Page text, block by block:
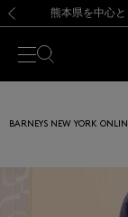
熊本県を中心
【開催
BARNEYS NEW YORK